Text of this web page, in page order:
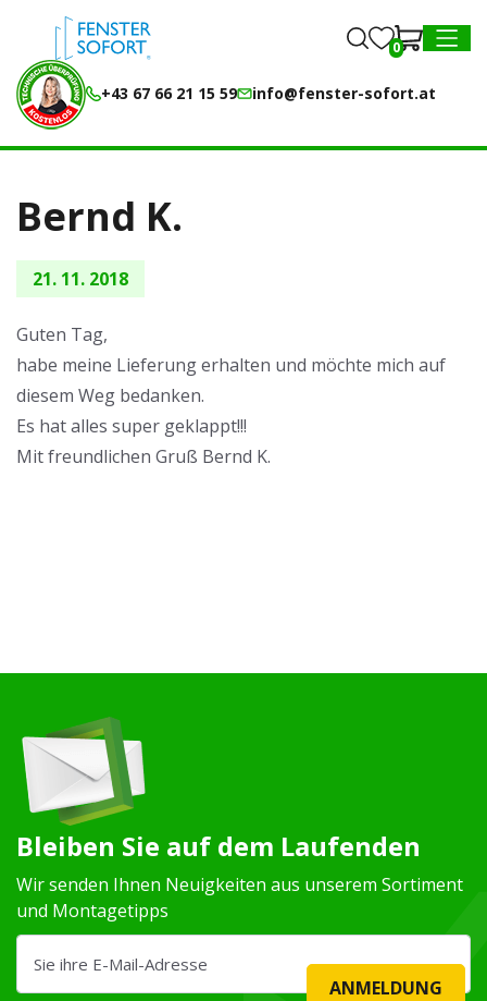
MENU
+43 67 66 21 15 59 info@fenster-sofort.at
0
Bernd K.
21. 11. 2018
Guten Tag,
habe meine Lieferung erhalten und möchte mich auf
diesem Weg bedanken.
Es hat alles super geklappt!!!
Mit freundlichen Gruß Bernd K.
Bleiben Sie auf dem Laufenden
Wir senden Ihnen Neuigkeiten aus unserem Sortiment
und Montagetipps
ANMELDUNG